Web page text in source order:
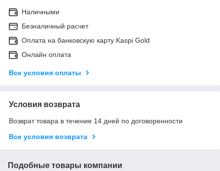
Наличными
Безналичный расчет
Оплата на банковскую карту Kaspi Gold
Онлайн оплата
Все условия оплаты
Условия возврата
Возврат товара в течение 14 дней по договоренности
Все условия возврата
Подобные товары компании